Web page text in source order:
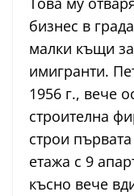
бизнес в
малки къщи
имигранти.
1956 г., вече
строителна
строи
етажа с 9
късно вече